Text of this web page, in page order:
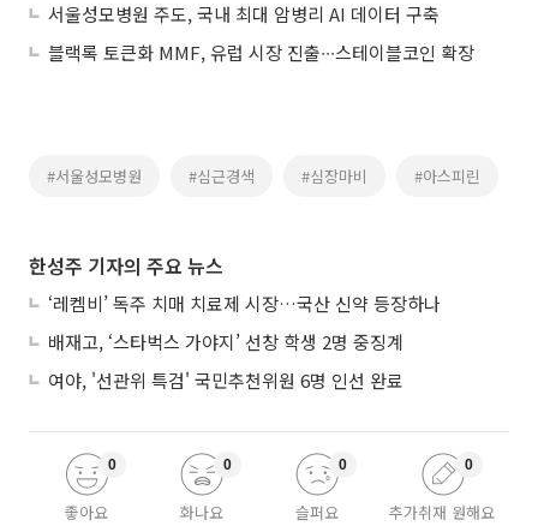
서울성모병원 주도, 국내 최대 암병리 AI 데이터 구축
블랙록 토큰화 MMF, 유럽 시장 진출∙∙∙스테이블코인 확장
#서울성모병원 #심근경색 #심장마비 #아스피린
한성주 기자의 주요 뉴스
‘레켐비’ 독주 치매 치료제 시장…국산 신약 등장하나
배재고, ‘스타벅스 가야지’ 선창 학생 2명 중징계
여야, '선관위 특검' 국민추천위원 6명 인선 완료
좋아요
0
화나요
0
슬퍼요
0
추가취재 원해요
0